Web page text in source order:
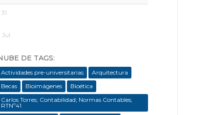
31
Jul
DE TAGS:
Actividades pre-universitarias
Arquitectura
Becas
Bioimágenes
Bioética
Carlos Torres; Contabilidad; Normas Contables;
RTNº41